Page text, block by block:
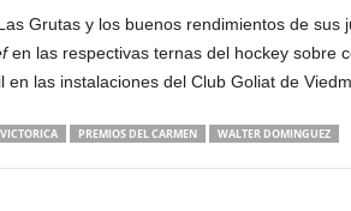
Grutas y los buenos rendimientos de sus
en las respectivas ternas del hockey sobre
las instalaciones del Club Goliat de
PREMIOS DEL CARMEN WALTER DOMINGUEZ